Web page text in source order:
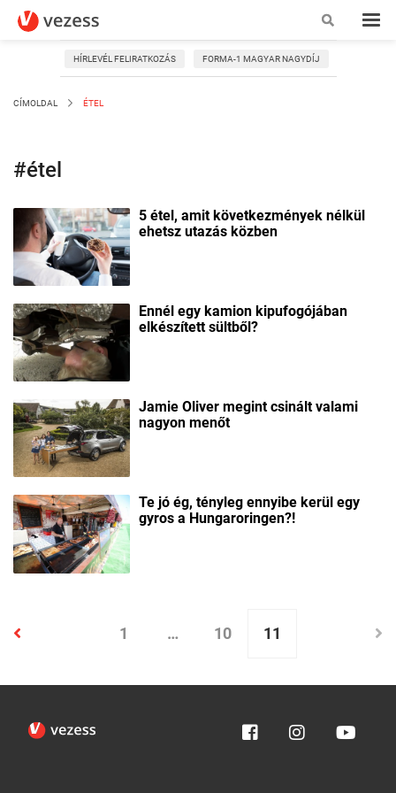
HÍRLEVÉL FELIRATKOZÁS FORMA-1 MAGYAR NAGYDÍJ
CÍMOLDAL ÉTEL
#étel
5 étel, amit következmények nélkül
ehetsz utazás közben
Ennél egy kamion kipufogójában
elkészített sültből?
Jamie Oliver megint csinált valami
nagyon menőt
Te jó ég, tényleg ennyibe kerül egy
gyros a Hungaroringen?!
1 … 10 11